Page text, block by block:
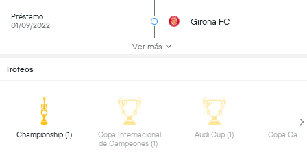
Préstamo
01/09/2022
Girona FC
Ver más
Trofeos
Copa Internacional